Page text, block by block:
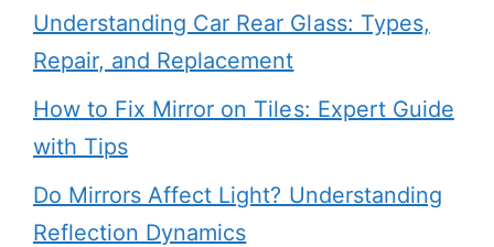
Understanding Car Rear Glass: Types,
Repair, and Replacement
How to Fix Mirror on Tiles: Expert Guide
with Tips
Do Mirrors Affect Light? Understanding
Reflection Dynamics